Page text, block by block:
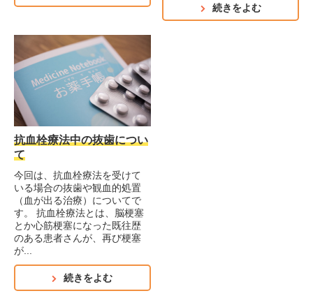
続きをよむ
抗血栓療法中の抜歯につい
て
今回は、抗血栓療法を受けて
いる場合の抜歯や観血的処置
（血が出る治療）についてで
す。 抗血栓療法とは、脳梗塞
とか心筋梗塞になった既往歴
のある患者さんが、再び梗塞
が...
続きをよむ